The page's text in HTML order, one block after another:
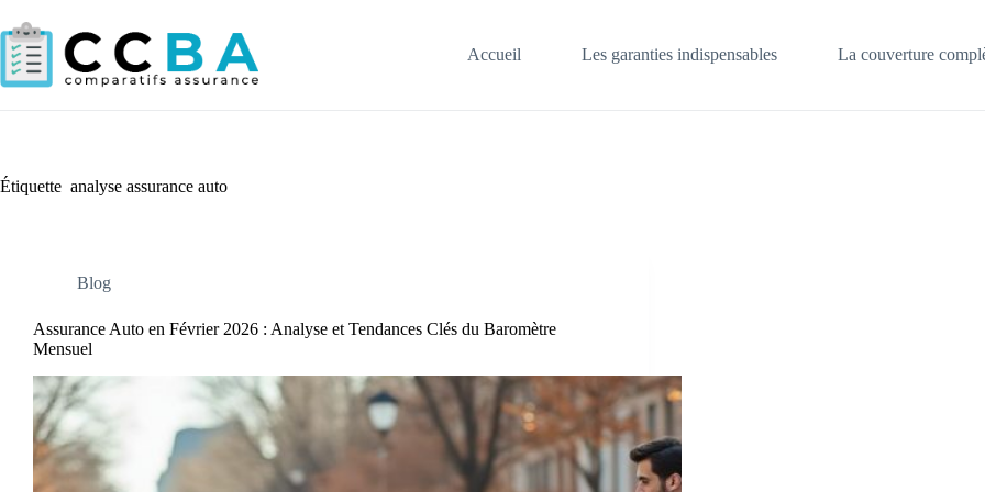
au
contenu
Accueil Les garanties indispensables La couverture
Étiquette analyse assurance auto
Blog
Assurance Auto en Février 2026 : Analyse et Tendances Clés du Baromètre
Mensuel